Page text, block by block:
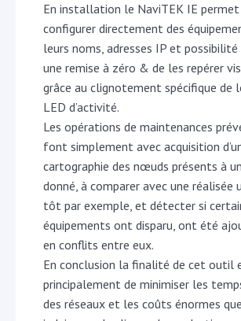
En installation le NaviTEK IE permet
configurer directement des
leurs noms, adresses IP et
une remise à zéro & de les repérer
grâce au clignotement spécifique de
LED d’activité.
Les opérations de maintenances
font simplement avec acquisition
cartographie des nœuds présents à
donné, à comparer avec une réalisée
tôt par exemple, et détecter si
équipements ont disparu, ont été
en conflits entre eux.
En conclusion la finalité de cet outil
principalement de minimiser les
des réseaux et les coûts énormes